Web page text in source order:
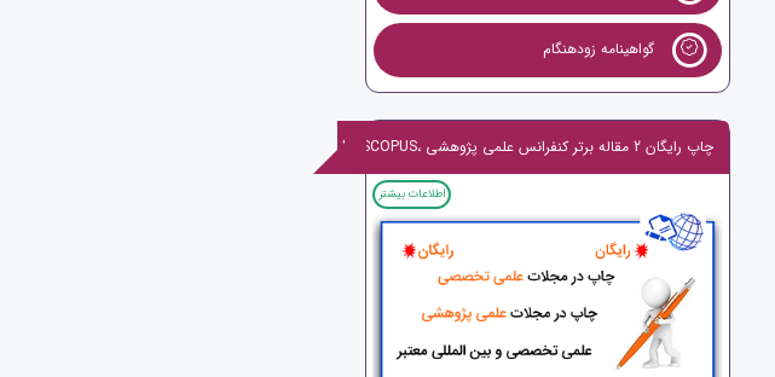
گواهینامه زودهنگام
چاپ رایگان 2 مقاله برتر کنفرانس علمی پژوهشی ،ISI,SCOPUS
اطلاعات بیشتر